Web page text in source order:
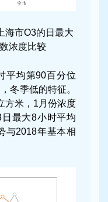
海市O3的日最大
浓度比较
平均第90百分位
冬季低的特征。
方米，1月份浓度
最大8小时平均
与2018年基本相